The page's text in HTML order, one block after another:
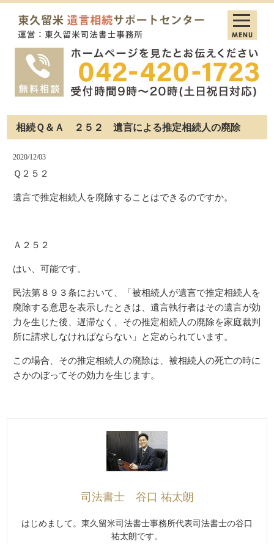
相続Ｑ＆Ａ ２５２ 遺言による推定相続人の廃除
2020/12/03
Ｑ２５２
遺言で推定相続人を廃除することはできるのですか。
Ａ２５２
はい、可能です。
民法第８９３条において、「被相続人が遺言で推定相続人を
廃除する意思を表示したときは、遺言執行者はその遺言が効
力を生じた後、遅滞なく、その推定相続人の廃除を家庭裁判
所に請求しなければならない」と定められています。
この場合、その推定相続人の廃除は、被相続人の死亡の時に
さかのぼってその効力を生じます。
司法書士 谷口 祐太朗
はじめまして。東久留米司法書士事務所代表司法書士の谷口
祐太朗です。